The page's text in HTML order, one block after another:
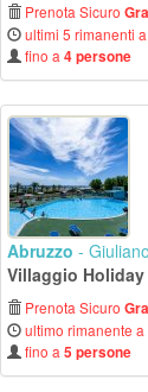
Prenota Sicuro
ultimi 5 rimanenti
fino a 4 persone
Abruzzo -
Villaggio Holiday
Prenota Sicuro
ultimo rimanente
fino a 5 persone